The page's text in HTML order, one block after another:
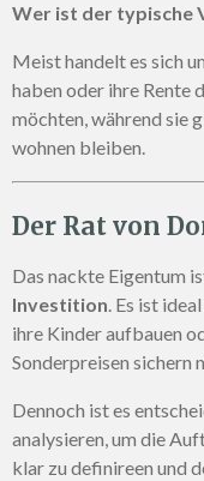
Wer ist der typische
Meist handelt es sich
haben oder ihre Rente
möchten, während sie
wohnen bleiben.
Der Rat von
Das nackte Eigentum
Investition. Es ist
ihre Kinder aufbauen
Sonderpreisen sichern
Dennoch ist es
analysieren, um die
klar zu definireen und